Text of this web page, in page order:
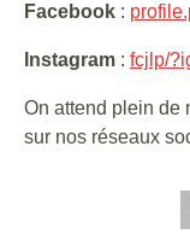
Facebook :
Instagram : fcjlp/
On attend plein de
sur nos réseaux